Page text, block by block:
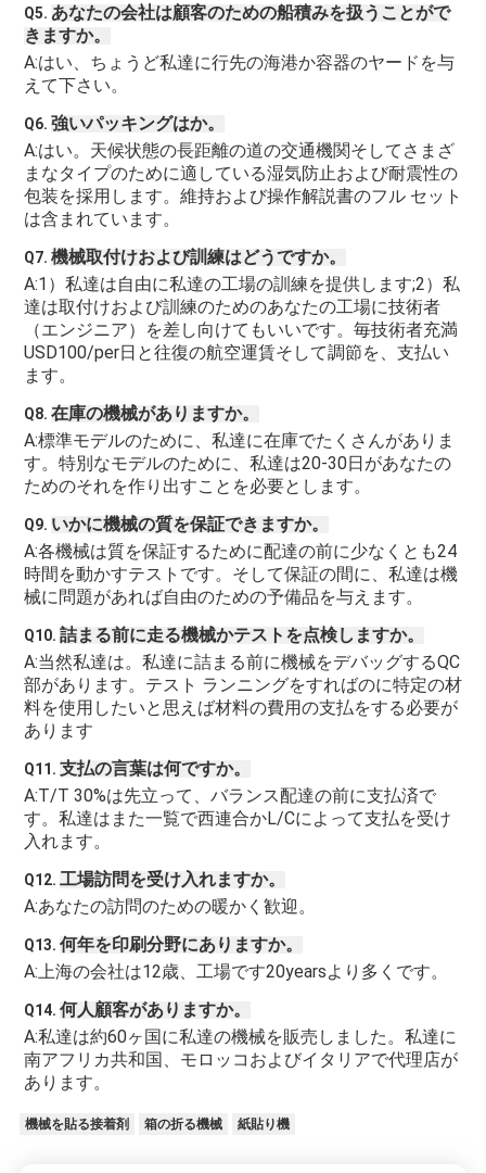
Q5. あなたの会社は顧客のための船積みを扱うことがで
きますか。
A:はい、ちょうど私達に行先の海港か容器のヤードを与
えて下さい。
Q6. 強いパッキングはか。
A:はい。天候状態の長距離の道の交通機関そしてさまざ
まなタイプのために適している湿気防止および耐震性の
包装を採用します。維持および操作解説書のフル セット
は含まれています。
Q7. 機械取付けおよび訓練はどうですか。
A:1）私達は自由に私達の工場の訓練を提供します;2）私
達は取付けおよび訓練のためのあなたの工場に技術者
（エンジニア）を差し向けてもいいです。毎技術者充満
USD100/per日と往復の航空運賃そして調節を、支払い
ます。
Q8. 在庫の機械がありますか。
A:標準モデルのために、私達に在庫でたくさんがありま
す。特別なモデルのために、私達は20-30日があなたの
ためのそれを作り出すことを必要とします。
Q9. いかに機械の質を保証できますか。
A:各機械は質を保証するために配達の前に少なくとも24
時間を動かすテストです。そして保証の間に、私達は機
械に問題があれば自由のための予備品を与えます。
Q10. 詰まる前に走る機械かテストを点検しますか。
A:当然私達は。私達に詰まる前に機械をデバッグするQC
部があります。テスト ランニングをすればのに特定の材
料を使用したいと思えば材料の費用の支払をする必要が
あります
Q11. 支払の言葉は何ですか。
A:T/T 30%は先立って、バランス配達の前に支払済で
す。私達はまた一覧で西連合かL/Cによって支払を受け
入れます。
Q12. 工場訪問を受け入れますか。
A:あなたの訪問のための暖かく歓迎。
Q13. 何年を印刷分野にありますか。
A:上海の会社は12歳、工場です20yearsより多くです。
Q14. 何人顧客がありますか。
A:私達は約60ヶ国に私達の機械を販売しました。私達に
南アフリカ共和国、モロッコおよびイタリアで代理店が
あります。
機械を貼る接着剤 箱の折る機械 紙貼り機